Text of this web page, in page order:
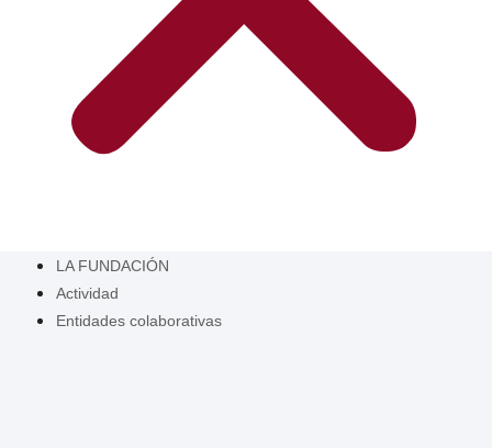
LA FUNDACIÓN
Actividad
Entidades colaborativas